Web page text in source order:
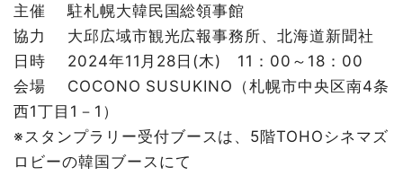
主催 駐札幌大韓民国総領事館
協力 大邱広域市観光広報事務所、北海道新聞社
日時 2024年11月28日(木) 11：00～18：00
会場 COCONO SUSUKINO（札幌市中央区南4条
西1丁目1－1）
※スタンプラリー受付ブースは、5階TOHOシネマズ
ロビーの韓国ブースにて